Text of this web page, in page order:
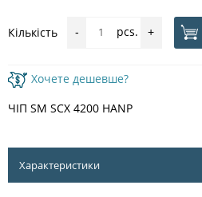
Кількість - pcs. +
Хочете дешевше?
ЧІП SM SСX 4200 HANP
Характеристики